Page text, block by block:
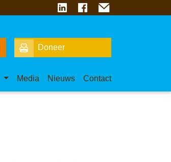
Doneer
Media Nieuws Contact